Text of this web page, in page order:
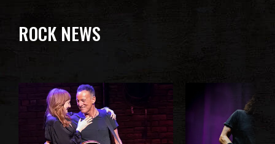
ROCK NEWS